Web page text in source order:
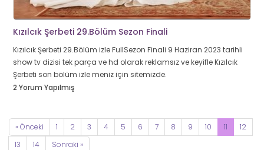
Kızılcık Şerbeti 29.Bölüm Sezon Finali
Kızılcık Şerbeti 29.Bölüm izle FullSezon Finali 9 Haziran 2023 tarihli
show tv dizisi tek parça ve hd olarak reklamsız ve keyifle Kızılcık
Şerbeti son bölüm izle meniz için sitemizde.
2 Yorum Yapılmış
« Önceki 1 2 3 4 5 6 7 8 9 10 11
12
13
14 Sonraki »